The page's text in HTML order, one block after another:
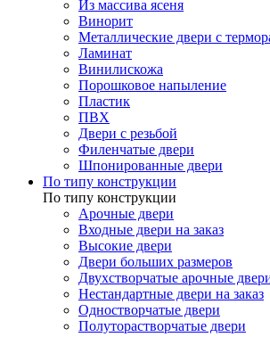
Из массива ясеня
Винорит
Металлические двери с
Ламинат
Винилискожа
Порошковое напыление
Пластик
ПВХ
Двери с резьбой
Филенчатые двери
Шпонированные двери
По типу конструкции
По типу конструкции
Арочные двери
Входные двери на заказ
Высокие двери
Двери больших размеров
Двухстворчатые арочные
Нестандартные двери на заказ
Одностворчатые двери
Полуторастворчатые двери